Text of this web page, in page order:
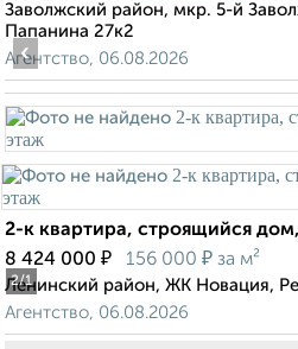
Заволжский район, мкр. 5-й
Папанина 27к2
Агентство, 06.08.2026
2/1
‹
2-к квартира, строящийся
8 424 000 ₽ 156 000 ₽ за м²
Ленинский район, ЖК Новация,
Агентство, 06.08.2026